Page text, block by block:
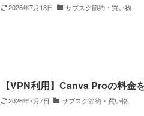
2026年7月13日 サブスク節約・買い物
【VPN利用】Canva Proの料金
2026年7月7日 サブスク節約・買い物